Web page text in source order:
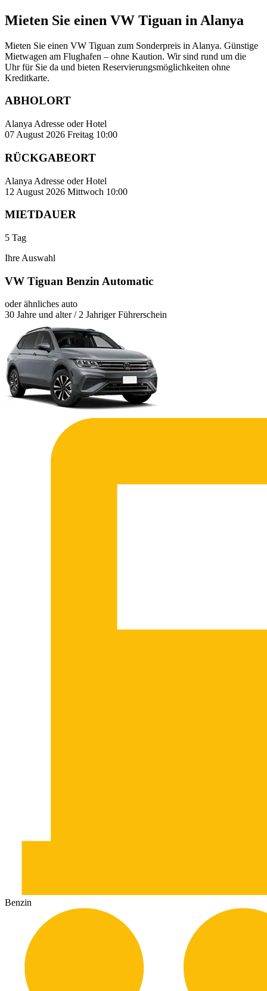
Mieten Sie einen VW Tiguan in Alanya
Mieten Sie einen VW Tiguan zum Sonderpreis in Alanya. Günstige
Mietwagen am Flughafen – ohne Kaution. Wir sind rund um die
Uhr für Sie da und bieten Reservierungsmöglichkeiten ohne
Kreditkarte.
ABHOLORT
Alanya Adresse oder Hotel
07 August 2026 Freitag 10:00
RÜCKGABEORT
Alanya Adresse oder Hotel
12 August 2026 Mittwoch 10:00
MIETDAUER
5 Tag
Ihre Auswahl
VW Tiguan Benzin Automatic
oder ähnliches auto
30 Jahre und alter / 2 Jahriger Führerschein
Benzin